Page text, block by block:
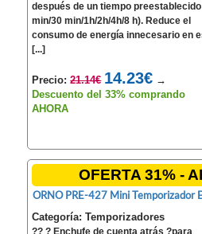
después de un tiempo
min/30 min/1h/2h/4h/8 h). Reduce el
consumo de energía innecesario en
[...]
Precio:21.14€ 14.23€ →
Descuento del 33% comprando
AHORA
OFERTA 31% -
ORNO PRE-427 Mini Temporizador
Categoría: Temporizadores
?? ? Enchufe de cuenta atrás ?para